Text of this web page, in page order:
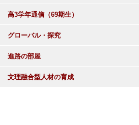
高3学年通信（69期生）
グローバル・探究
進路の部屋
文理融合型人材の育成